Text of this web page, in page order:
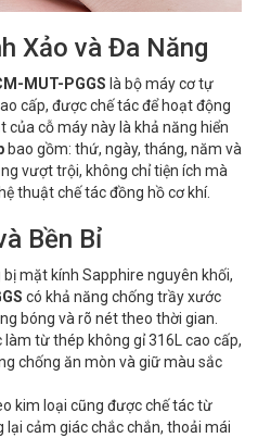
Xảo và Đa Năng
MUT-PGGS là bộ máy cơ tự
cấp, được chế tác để hoạt động
của cỗ máy này là khả năng hiển
bao gồm: thứ, ngày, tháng, năm và
vượt trội, không chỉ tiện ích mà
thuật chế tác đồng hồ cơ khí.
Bền Bỉ
mặt kính Sapphire nguyên khối,
có khả năng chống trầy xước
bóng và rõ nét theo thời gian.
làm từ thép không gỉ 316L cao cấp,
chống ăn mòn và giữ màu sắc
kim loại cũng được chế tác từ
lại cảm giác chắc chắn, thoải mái